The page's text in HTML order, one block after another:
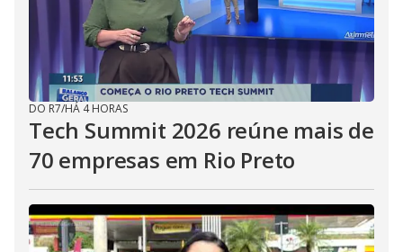
DO R7/HÁ 4 HORAS
Tech Summit 2026 reúne mais de
70 empresas em Rio Preto